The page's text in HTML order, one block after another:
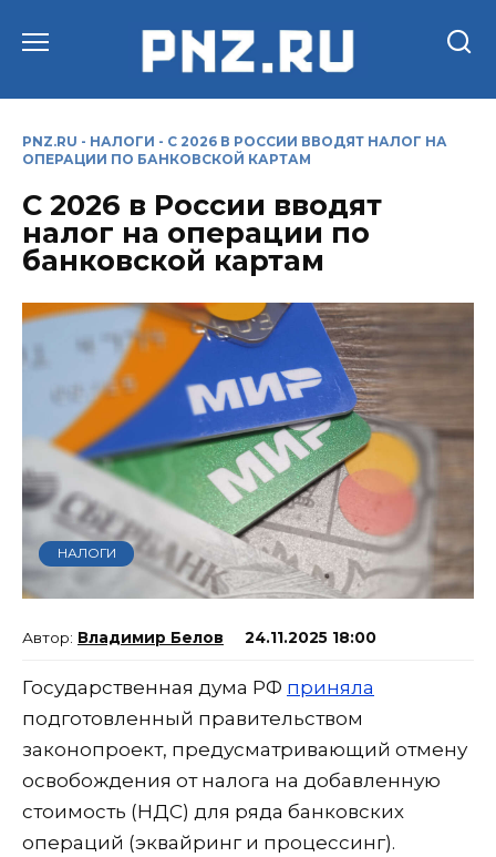
PNZ.RU - НАЛОГИ - С 2026 В РОССИИ ВВОДЯТ НАЛОГ НА
ОПЕРАЦИИ ПО БАНКОВСКОЙ КАРТАМ
С 2026 в России вводят
налог на операции по
банковской картам
НАЛОГИ
Владимир Белов 24.11.2025 18:00
Государственная дума РФ приняла
подготовленный правительством
законопроект, предусматривающий отмену
освобождения от налога на добавленную
стоимость (НДС) для ряда банковских
операций (эквайринг и процессинг).